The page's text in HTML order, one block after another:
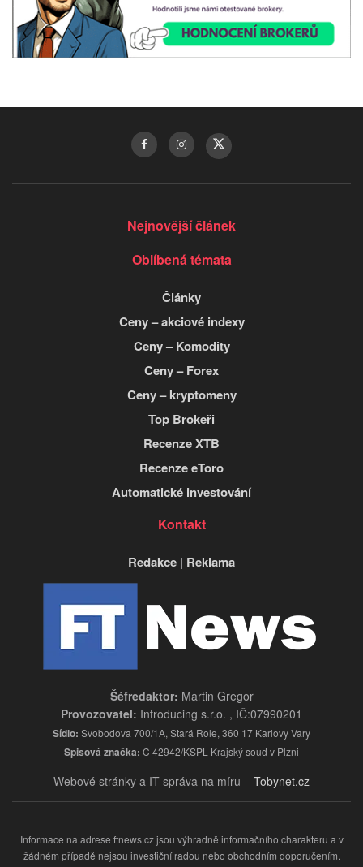
Nejnovější článek
Oblíbená témata
Články
Ceny – akciové indexy
Ceny – Komodity
Ceny – Forex
Ceny – kryptomeny
Top Brokeři
Recenze XTB
Recenze eToro
Automatické investování
Kontakt
Redakce | Reklama
Šéfredaktor: Martin Gregor
Provozovatel: Introducing s.r.o. , IČ:07990201
Sídlo: Svobodova 700/1A, Stará Role, 360 17 Karlovy Vary
Spisová značka: C 42942/KSPL Krajský soud v Plzni
Webové stránky a IT správa na míru – Tobynet.cz
Informace na adrese ftnews.cz jsou výhradně informačního charakteru a v
žádném případě nejsou investiční radou nebo obchodním doporučením.